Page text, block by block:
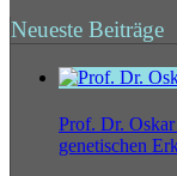
Neueste Beiträge
Prof. Dr. Oskar
genetischen